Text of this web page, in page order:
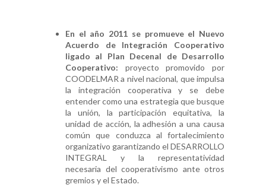
En el año 2011 se promueve el Nuevo
Acuerdo de Integración Cooperativo
ligado al Plan Decenal de Desarrollo
Cooperativo: proyecto promovido por
COODELMAR a nivel nacional, que impulsa
la integración cooperativa y se debe
entender como una estrategia que busque
la unión, la participación equitativa, la
unidad de acción, la adhesión a una causa
común que conduzca al fortalecimiento
organizativo garantizando el DESARROLLO
INTEGRAL y la representatividad
necesaria del cooperativismo ante otros
gremios y el Estado.